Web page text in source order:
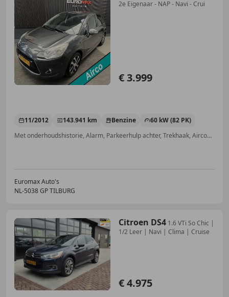
2e Eigenaar - NAP - Navi - Crui
€ 3.999
11/2012 143.941 km Benzine
60 kW (82 PK)
Met onderhoudshistorie, Alarm, Parkeerhulp achter, Trekhaak, Airconditioning, Navigatiesysteem, Cruise control, Radio
Euromax Auto's
NL-5038 GP TILBURG
Citroen DS4 1.6 VTi So Chic |
1/2 Leer | Navi | Clima | Cruise
€ 4.975